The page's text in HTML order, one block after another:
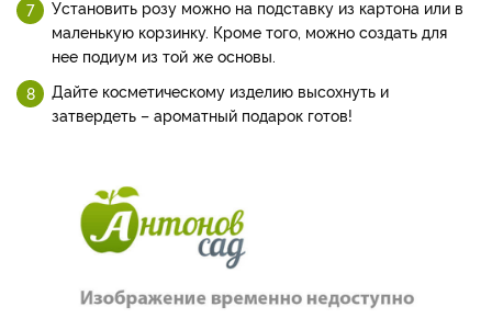
Установить розу можно на подставку из картона или в
маленькую корзинку. Кроме того, можно создать для
нее подиум из той же основы.
Дайте косметическому изделию высохнуть и
затвердеть – ароматный подарок готов!